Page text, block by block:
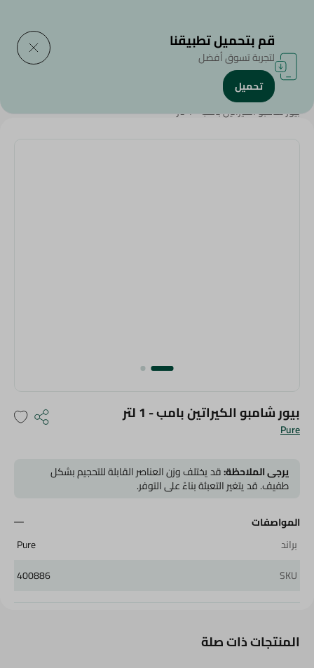
الرئيسية/الجمال والعناية الشخصية
بيور شامبو الكيراتين بامب - 1 لتر
Pure
بيور شامبو الكيراتين بامب - 1 لتر
يرجى الملاحظة:قد يختلف وزن العناصر القابلة للتحجيم بشكل
طفيف. قد يتغير التعبئة بناءً على التوفر.
المواصفات
براند
Pure
SKU
400886
المنتجات ذات صلة
قم بتحميل تطبيقنا
لتجربة تسوق أفضل
تحميل